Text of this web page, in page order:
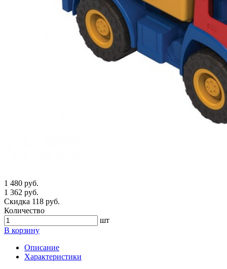
1 480 руб.
1 362 руб.
Скидка 118 руб.
Количество
шт
В корзину
Описание
Характеристики